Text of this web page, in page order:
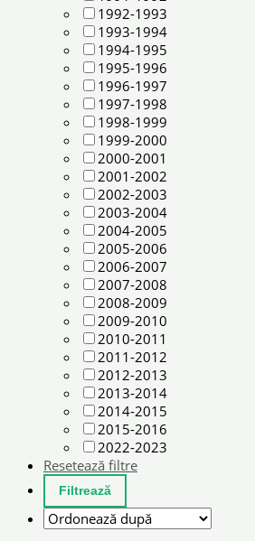
1992-1993
1993-1994
1994-1995
1995-1996
1996-1997
1997-1998
1998-1999
1999-2000
2000-2001
2001-2002
2002-2003
2003-2004
2004-2005
2005-2006
2006-2007
2007-2008
2008-2009
2009-2010
2010-2011
2011-2012
2012-2013
2013-2014
2014-2015
2015-2016
2022-2023
Resetează filtre